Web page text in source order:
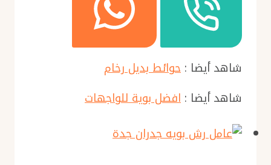
شاهد أيضا : حوائط بديل رخام
شاهد أيضا : افضل بوية للواجهات